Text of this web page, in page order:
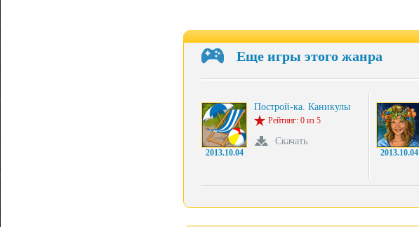
Еще игры этого жанра
2013.10.04
Построй-ка. Каникулы
Рейтинг: 0 из 5
Скачать
2013.10.04